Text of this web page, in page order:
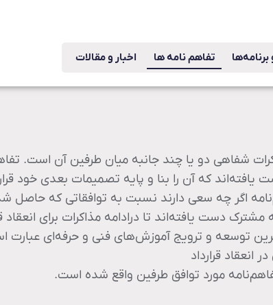
تفاهم نامه ها اخبار و مقالات
شفاهی دو یا چند جانبه میان طرفین آن است.
که آن را بنا و پایه تصمیمات بعدی خود
اگر چه سعی دارند نسبت به توافقاتی که حاصل
دست ‌یافته‌اند تا درادامه مذاکرات برای انعقاد
توسعه و ترویج آموزش‌های فنی و حرفه‌ای عبارت